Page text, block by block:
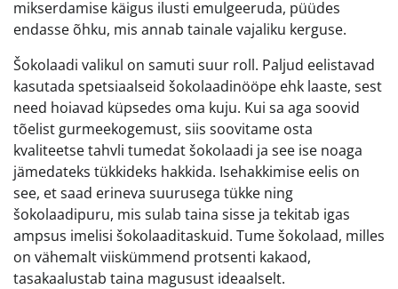
mikserdamise käigus ilusti emulgeeruda, püüdes
endasse õhku, mis annab tainale vajaliku kerguse.
Šokolaadi valikul on samuti suur roll. Paljud eelistavad
kasutada spetsiaalseid šokolaadinööpe ehk laaste, sest
need hoiavad küpsedes oma kuju. Kui sa aga soovid
tõelist gurmeekogemust, siis soovitame osta
kvaliteetse tahvli tumedat šokolaadi ja see ise noaga
jämedateks tükkideks hakkida. Isehakkimise eelis on
see, et saad erineva suurusega tükke ning
šokolaadipuru, mis sulab taina sisse ja tekitab igas
ampsus imelisi šokolaaditaskuid. Tume šokolaad, milles
on vähemalt viiskümmend protsenti kakaod,
tasakaalustab taina magusust ideaalselt.